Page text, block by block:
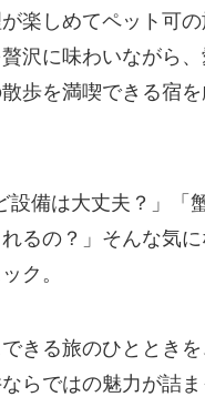
楽しめてペット可
沢に味わいながら
歩を満喫できる宿を
設備は大丈夫？」「
るの？」そんな気に
ク。
きる旅のひととき
らではの魅力が詰ま